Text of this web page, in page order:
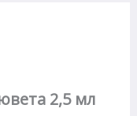
2,5 мл